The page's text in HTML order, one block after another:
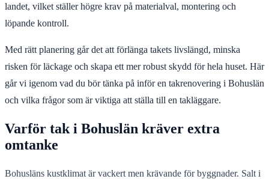
landet, vilket ställer högre krav på materialval, montering och
löpande kontroll.
Med rätt planering går det att förlänga takets livslängd, minska
risken för läckage och skapa ett mer robust skydd för hela huset. Här
går vi igenom vad du bör tänka på inför en takrenovering i Bohuslän
och vilka frågor som är viktiga att ställa till en takläggare.
Varför tak i Bohuslän kräver extra
omtanke
Bohusläns kustklimat är vackert men krävande för byggnader. Salt i